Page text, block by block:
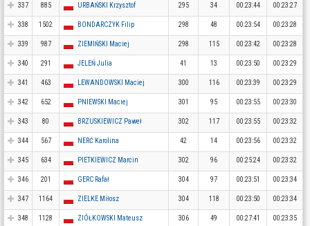
337 885 URBAŃSKI Krzysztof 295 34 00:23:44 00:23:27
338 1502 BONDARCZYK Filip 298 48 00:23:54 00:23:28
339 987 ZIEMIŃSKI Maciej 298 115 00:23:42 00:23:28
340 291 JELEŃ Julia 41 13 00:23:50 00:23:29
341 463 LEWANDOWSKI Maciej 300 116 00:23:39 00:23:29
342 652 PNIEWSKI Maciej 301 95 00:23:55 00:23:30
343 80 BRZUSKIEWICZ Paweł 302 117 00:23:55 00:23:32
344 567 NERĆ Karolina 42 14 00:23:56 00:23:32
345 634 PIETKIEWICZ Marcin 302 96 00:25:24 00:23:32
346 201 GERC Rafał 304 97 00:23:51 00:23:34
347 1164 ZIELKE Miłosz 304 118 00:23:50 00:23:34
348 1128 ZIÓŁKOWSKI Mateusz 306 49 00:27:41 00:23:35